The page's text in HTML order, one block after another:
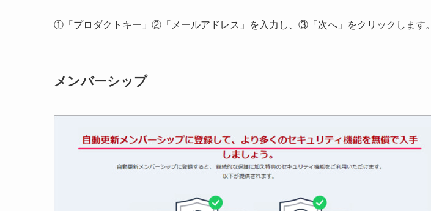
①「プロダクトキー」②「メールアドレス」を入力し、③「次へ」をクリックします。
メンバーシップ